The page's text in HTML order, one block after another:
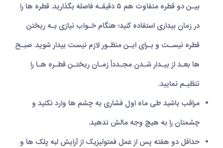
بیـن دو قطره متفاوت هم ۵ دقیقـه فاصله بگذارید. قطره ‏ها را
در زمان بیداری استفاده کنید؛ هنگام خـواب نیازی بـه ریختن
قطره نیسـت و بـرای ایـن منظـور لازم نیست بیدار شوید. صبـح
ها بعـد از بیـدار شـدن مجـدداً زمـان ریختـن قطـره هـا را
تنظیـم نمایید.
مراقب باشید طی ماه اول فشاری به چشم ‏ها وارد نکنید و
چشم‏تان را به‏ هیچ وجه مالش ندهید.
حداقل دو هفته پس از عمل فمتولیزیک از آرایش لبه پلک‏ ها و